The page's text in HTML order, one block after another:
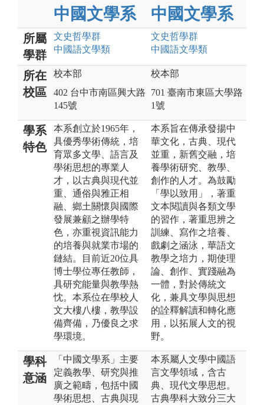
中國文學系
中國文學系
所屬
學群
文史哲學群
中國語文學類
文史哲學群
中國語文學類
所在
校區
校本部
402 台中市南區興大路
145號
校本部
701 臺南市東區大學路
1號
學系
特色
本系創立於1965年，
具優秀學術傳統，培
育眾多文學、語言及
學術思想的專業人
才，以古典與現代並
重、通俗與雅正相
融、鄉土關懷與國際
發展兼顧之辦學特
色，亦重視資訊能力
的培養與就業市場的
鏈結。目前近20位具
博士學位專任教師，
具研究能量與教學熱
忱。本系位在學校人
文大樓八樓，教學設
備齊備，乃優良之求
學環境。
本系旨在傳承發揚中
華文化，古典、現代
並重，新舊交融，培
養學術研究、教學、
創作的人才。為鼓勵
「學以致用」，著重
文本閱讀與各類文學
的習作，著重思辨之
訓練、寫作之培養、
戲劇之涵泳，華語文
教學之培力，期使理
論、創作、實踐融為
一體，對於傳統文
化，兼具文學與思想
的詮釋解讀和轉化應
用，以拓展人文的視
野。
學科
意涵
「中國文學系」主要
定義教學、研究與推
廣之範疇，包括中國
學術思想、古典與現
本系屬人文學中國語
言文學領域，含古
典、現代文學思想。
古典學科大致分三大